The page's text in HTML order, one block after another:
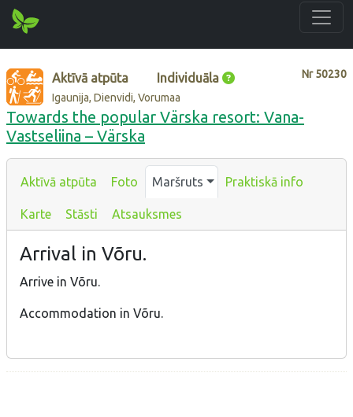
Nr50230
Aktīvā atpūta Individuāla
Igaunija, Dienvidi, Vorumaa
Towards the popular Värska resort: Vana-
Vastseliina – Värska
Aktīvā atpūta Foto Maršruts Praktiskā info
Karte Stāsti Atsauksmes
Arrival in Võru.
Arrive in Võru.
Accommodation in Võru.